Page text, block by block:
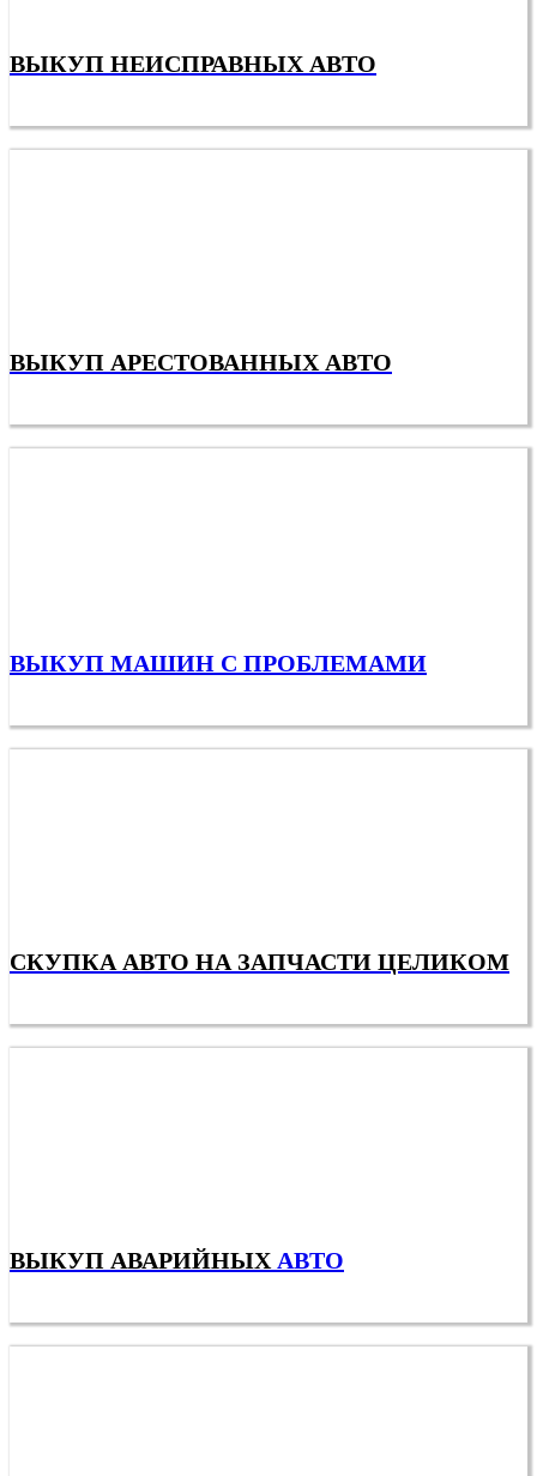
ВЫКУП НЕИСПРАВНЫХ АВТО
ВЫКУП АРЕСТОВАННЫХ АВТО
ВЫКУП МАШИН С ПРОБЛЕМАМИ
СКУПКА АВТО НА ЗАПЧАСТИ ЦЕЛИКОМ
ВЫКУП АВАРИЙНЫХ АВТО